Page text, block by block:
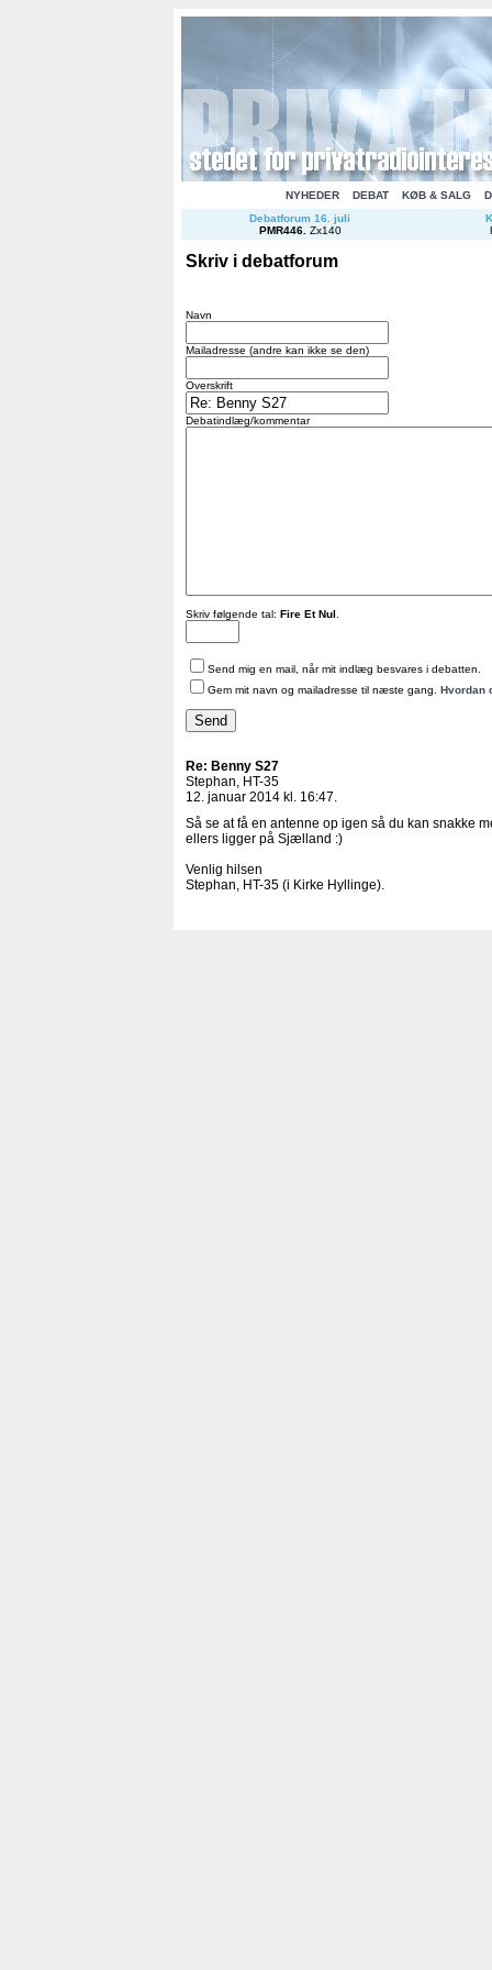
NYHEDER DEBAT KØB & SALG
Debatforum 16. juli
PMR446. Zx140
Skriv i debatforum
Navn
Mailadresse (andre kan ikke se den)
Overskrift
Debatindlæg/kommentar
Skriv følgende tal: Fire Et Nul
Send mig en mail, når mit indlæg besvares i debatten.
Gem mit navn og mailadresse til næste gang. Hvordan
Re: Benny S27
Stephan, HT-35
12. januar 2014 kl. 16:47.
Så se at få en antenne op igen så du kan snakke
ellers ligger på Sjælland :)
Venlig hilsen
Stephan, HT-35 (i Kirke Hyllinge).